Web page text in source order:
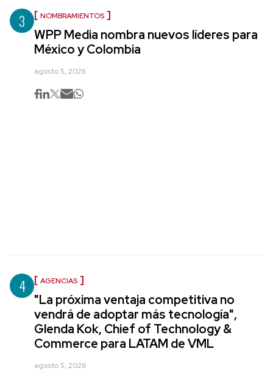
3 NOMBRAMIENTOS
WPP Media nombra nuevos líderes para
México y Colombia
agosto 5, 2026
4 AGENCIAS
"La próxima ventaja competitiva no
vendrá de adoptar más tecnología",
Glenda Kok, Chief of Technology &
Commerce para LATAM de VML
agosto 5, 2026